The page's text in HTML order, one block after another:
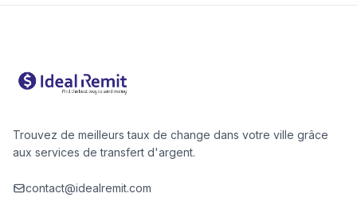
Trouvez de meilleurs taux de change dans votre ville grâce
aux services de transfert d'argent.
contact@idealremit.com